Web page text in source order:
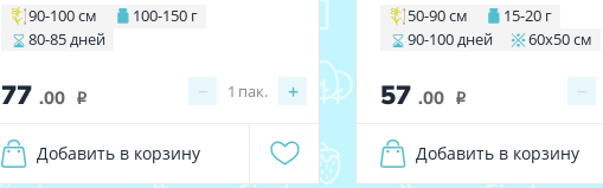
90-100 см
100-150 г
80-85 дней
77 .00 i − +
1 пак.
Добавить в корзину
50-90 см
15-20 г
90-100 дней
60х50 см
57 .00 i −
Добавить в корзину